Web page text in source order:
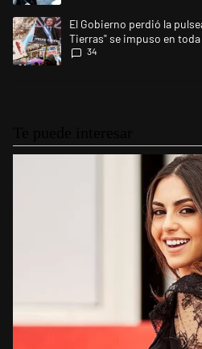
Un artículo de tendencia con el título
El Gobierno perdió la
Tierras" se impuso en
34